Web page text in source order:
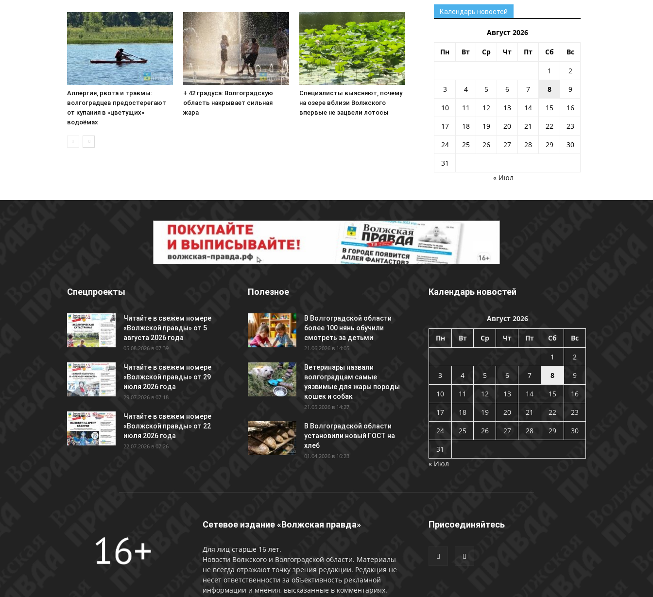
Аллергия, рвота и травмы:
волгоградцев предостерегают
от купания в «цветущих»
водоёмах
+ 42 градуса: Волгоградскую
область накрывает сильная
жара
Специалисты выясняют, почему
на озере вблизи Волжского
впервые не зацвели лотосы
Календарь новостей
Август 2026
Пн Вт Ср Чт Пт Сб Вс
1
2
3
4 5 6 7 8
9
10
11 12 13 14 15
16
17
18 19 20 21 22
23
24
25 26 27 28 29
30
31
« Июл
Спецпроекты
Читайте в свежем номере
«Волжской правды» от 5
августа 2026 года
05.08.2026 в 07:39
Читайте в свежем номере
«Волжской правды» от 29
июля 2026 года
29.07.2026 в 07:18
Читайте в свежем номере
«Волжской правды» от 22
июля 2026 года
22.07.2026 в 07:26
Полезное
В Волгоградской области
более 100 нянь обучили
смотреть за детьми
21.06.2026 в 14:05
Ветеринары назвали
волгоградцам самые
уязвимые для жары породы
кошек и собак
21.05.2026 в 14:27
В Волгоградской области
установили новый ГОСТ на
хлеб
01.04.2026 в 16:23
Календарь новостей
Август 2026
Пн Вт Ср Чт Пт Сб Вс
1
2
3
4 5 6 7 8
9
10
11 12 13 14 15
16
17
18 19 20 21 22
23
24
25 26 27 28 29
30
31
« Июл
Сетевое издание «Волжская правда»
Для лиц старше 16 лет.
Новости Волжского и Волгоградской области. Материалы
не всегда отражают точку зрения редакции. Редакция не
несет ответственности за объективность рекламной
информации и мнения, высказанные в комментариях.
Присоединяйтесь